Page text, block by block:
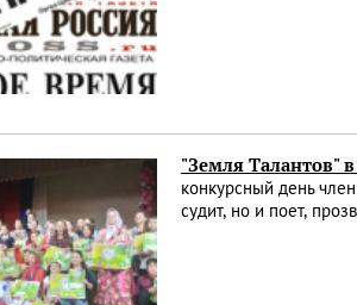
"Земля Талантов"
конкурсный день
судит, но и поет,